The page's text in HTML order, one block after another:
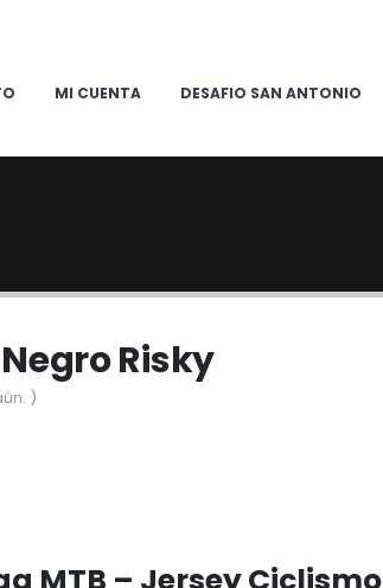
MI CUENTA DESAFIO SAN ANTONIO
Risky
)